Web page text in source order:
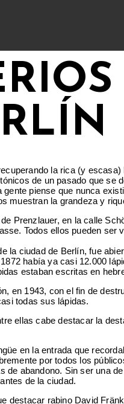
la rica (y
de un pasado que
piense que nunca
la grandeza y
Prenzlauer, en la calle
Todos ellos pueden
ciudad de Berlín, fue
había ya casi 12.000
estaban escritas en
en 1943, con el fin de
todas sus lápidas.
ellas cabe destacar la
en la entrada que
por todos los
abandono. Sin ser una
de la ciudad.
rabino David